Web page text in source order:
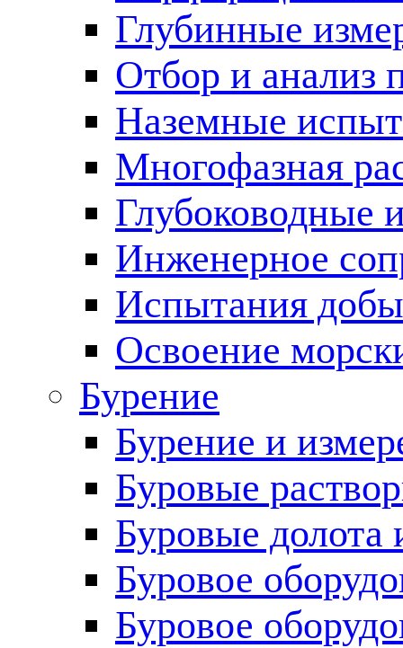
Глубинные
Отбор и анализ
Наземные
Многофазная
Глубоководные
Инженерное
Испытания
Освоение
Бурение
Бурение и
Буровые
Буровые долота
Буровое
Буровое